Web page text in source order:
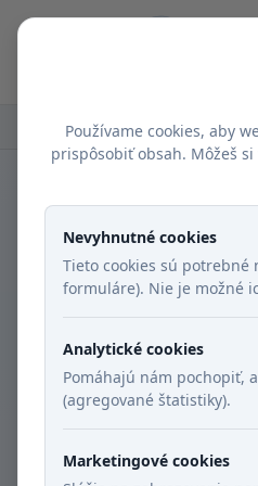
Domov
Vyhľadávanie
Používame cookies, aby
prispôsobiť obsah. Môžeš
Nevyhnutné cookies
Tieto cookies sú potrebné
formuláre). Nie je možné
Analytické cookies
Pomáhajú nám pochopiť,
(agregované štatistiky).
Marketingové cookies